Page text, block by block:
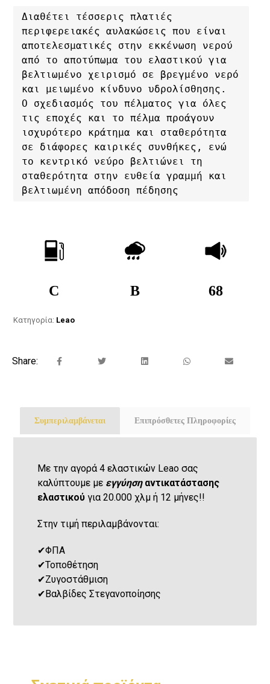
Διαθέτει τέσσερις πλατιές
περιφερειακές αυλακώσεις που είναι
αποτελεσματικές στην εκκένωση νερού
από το αποτύπωμα του ελαστικού για
βελτιωμένο χειρισμό σε βρεγμένο νερό
και μειωμένο κίνδυνο υδρολίσθησης.
Ο σχεδιασμός του πέλματος για όλες
τις εποχές και το πέλμα προάγουν
ισχυρότερο κράτημα και σταθερότητα
σε διάφορες καιρικές συνθήκες, ενώ
το κεντρικό νεύρο βελτιώνει τη
σταθερότητα στην ευθεία γραμμή και
βελτιωμένη απόδοση πέδησης
C B 68
Κατηγορία: Leao
Συμπεριλαμβάνεται Επιπρόσθετες Πληροφορίες
Με την αγορά 4 ελαστικών Leao σας
καλύπτουμε με εγγύησηαντικατάστασης
ελαστικού για 20.000 χλμ ή 12 μήνες!!
Στην τιμή περιλαμβάνονται:
✔ΦΠΑ
✔Τοποθέτηση
✔Ζυγοστάθμιση
✔Βαλβίδες Στεγανοποίησης